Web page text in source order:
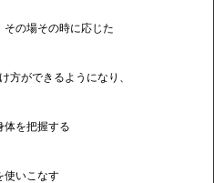
その場その時に応じた
方ができるようになり、
体を把握する
使いこなす